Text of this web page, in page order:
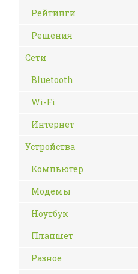
Рейтинги
Решения
Сети
Bluetooth
Wi-Fi
Интернет
Устройства
Компьютер
Модемы
Ноутбук
Планшет
Разное